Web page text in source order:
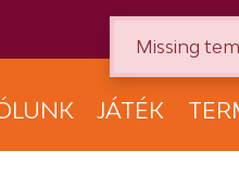
JÁTÉK
Missing